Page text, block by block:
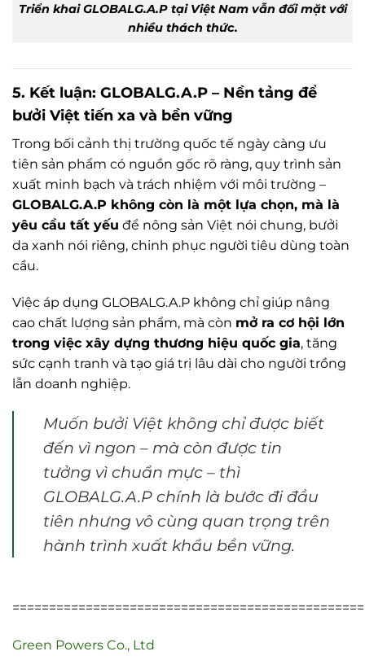
Triển khai GLOBALG.A.P tại Việt Nam vẫn đối mặt với
nhiều thách thức.
5. Kết luận: GLOBALG.A.P – Nền tảng để
bưởi Việt tiến xa và bền vững
Trong bối cảnh thị trường quốc tế ngày càng ưu
tiên sản phẩm có nguồn gốc rõ ràng, quy trình sản
xuất minh bạch và trách nhiệm với môi trường –
GLOBALG.A.P không còn là một lựa chọn, mà là
yêu cầu tất yếu để nông sản Việt nói chung, bưởi
da xanh nói riêng, chinh phục người tiêu dùng toàn
cầu.
Việc áp dụng GLOBALG.A.P không chỉ giúp nâng
cao chất lượng sản phẩm, mà còn mở ra cơ hội lớn
trong việc xây dựng thương hiệu quốc gia, tăng
sức cạnh tranh và tạo giá trị lâu dài cho người trồng
lẫn doanh nghiệp.
Muốn bưởi Việt không chỉ được biết
đến vì ngon – mà còn được tin
tưởng vì chuẩn mực – thì
GLOBALG.A.P chính là bước đi đầu
tiên nhưng vô cùng quan trọng trên
hành trình xuất khẩu bền vững.
Green Powers Co., Ltd